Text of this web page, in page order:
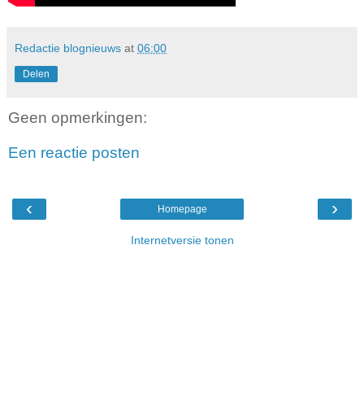
Redactie blognieuws at 06:00
Delen
Geen opmerkingen:
Een reactie posten
‹ ›
Homepage
Internetversie tonen